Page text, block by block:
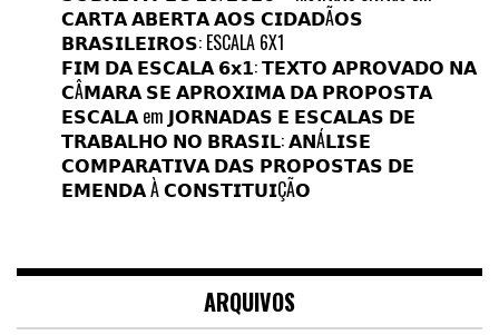
𝗖𝗔𝗥𝗧𝗔 𝗔𝗕𝗘𝗥𝗧𝗔 𝗔𝗢𝗦 𝗖𝗜𝗗𝗔𝗗Ã𝗢𝗦
𝗕𝗥𝗔𝗦𝗜𝗟𝗘𝗜𝗥𝗢𝗦: ESCALA 6X1
𝗙𝗜𝗠 𝗗𝗔 𝗘𝗦𝗖𝗔𝗟𝗔 𝟲𝘅𝟭: 𝗧𝗘𝗫𝗧𝗢 𝗔𝗣𝗥𝗢𝗩𝗔𝗗𝗢 𝗡𝗔
𝗖Â𝗠𝗔𝗥𝗔 𝗦𝗘 𝗔𝗣𝗥𝗢𝗫𝗜𝗠𝗔 𝗗𝗔 𝗣𝗥𝗢𝗣𝗢𝗦𝗧𝗔
𝗘𝗦𝗖𝗔𝗟𝗔em 𝗝𝗢𝗥𝗡𝗔𝗗𝗔𝗦 𝗘 𝗘𝗦𝗖𝗔𝗟𝗔𝗦 𝗗𝗘
𝗧𝗥𝗔𝗕𝗔𝗟𝗛𝗢 𝗡𝗢 𝗕𝗥𝗔𝗦𝗜𝗟: 𝗔𝗡Á𝗟𝗜𝗦𝗘
𝗖𝗢𝗠𝗣𝗔𝗥𝗔𝗧𝗜𝗩𝗔 𝗗𝗔𝗦 𝗣𝗥𝗢𝗣𝗢𝗦𝗧𝗔𝗦 𝗗𝗘
𝗘𝗠𝗘𝗡𝗗𝗔 À 𝗖𝗢𝗡𝗦𝗧𝗜𝗧𝗨𝗜ÇÃ𝗢
ARQUIVOS